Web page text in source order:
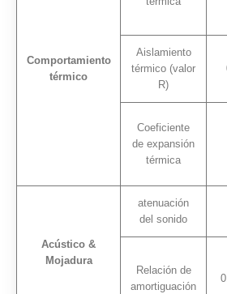
Comportamiento
térmico
Aislamiento
térmico (valor
R)
Coeficiente
de expansión
térmica
Acústico &
Mojadura
atenuación
del sonido
Relación de
amortiguación